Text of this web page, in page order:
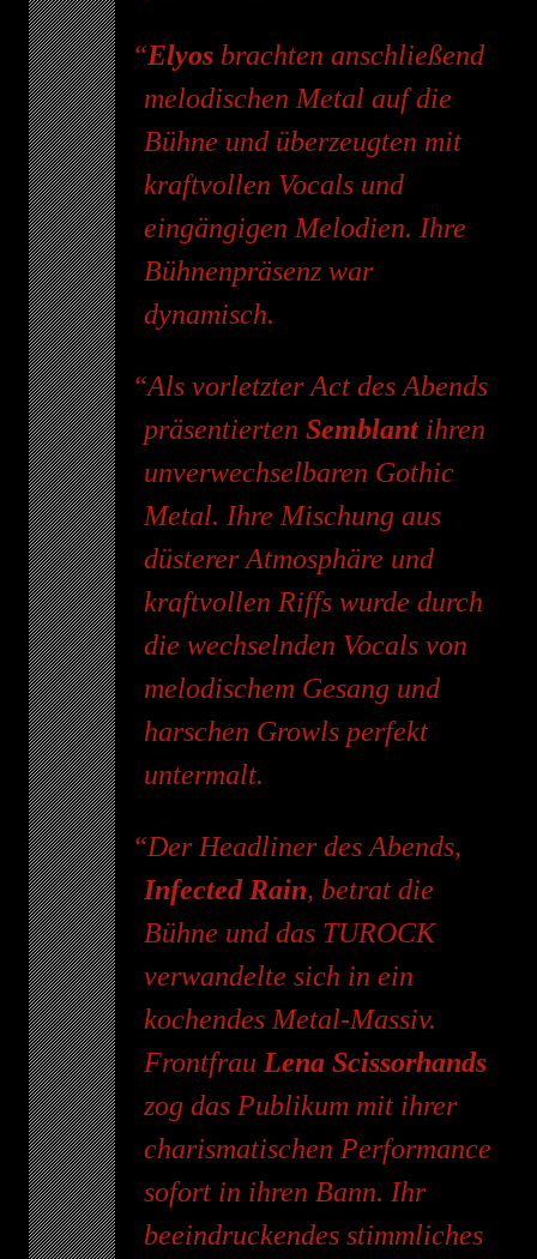
Elyos brachten anschließend
melodischen Metal auf die
Bühne und überzeugten mit
kraftvollen Vocals und
eingängigen Melodien. Ihre
Bühnenpräsenz war
dynamisch.
Als vorletzter Act des Abends
präsentierten Semblantihren
unverwechselbaren Gothic
Metal. Ihre Mischung aus
düsterer Atmosphäre und
kraftvollen Riffs wurde durch
die wechselnden Vocals von
melodischem Gesang und
harschen Growls perfekt
untermalt.
Der Headliner des Abends,
Infected Rain, betrat die
Bühne und das TUROCK
verwandelte sich in ein
kochendes Metal-Massiv.
Frontfrau Lena Scissorhands
zog das Publikum mit ihrer
charismatischen Performance
sofort in ihren Bann. Ihr
beeindruckendes stimmliches